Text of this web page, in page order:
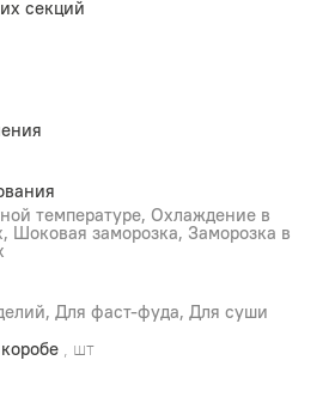
секций
температуре, Охлаждение в
Шоковая заморозка, Заморозка в
Для фаст-фуда, Для суши
, шт